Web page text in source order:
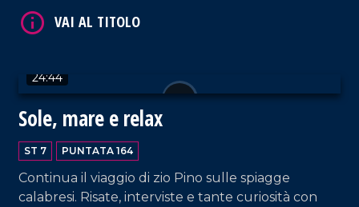
24:44
Sole, mare e relax
ST 7 PUNTATA 164
Continua il viaggio di zio Pino sulle spiagge
calabresi. Risate, interviste e tante curiosità con
VAI AL TITOLO